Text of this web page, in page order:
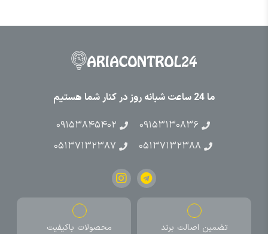
ما 24 ساعت شبانه روز در کنار شما هستیم
۰۹۱۵۳۱۳۰۸۳۶
۰۹۱۵۳۸۴۵۴۰۲
۰۵۱۳۷۱۳۲۳۸۸
۰۵۱۳۷۱۳۲۳۸۷
تضمین اصالت برند محصولات باکیفیت